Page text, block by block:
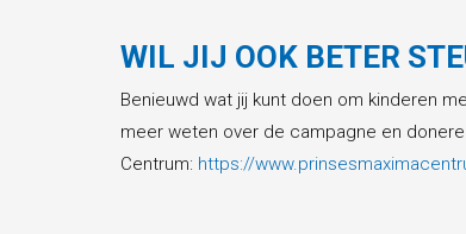
WIL JIJ OOK BETER
Benieuwd wat jij kunt doen om kinderen
meer weten over de campagne en
Centrum: https://